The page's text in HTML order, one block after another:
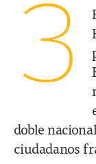
3
doble
ciudadanos